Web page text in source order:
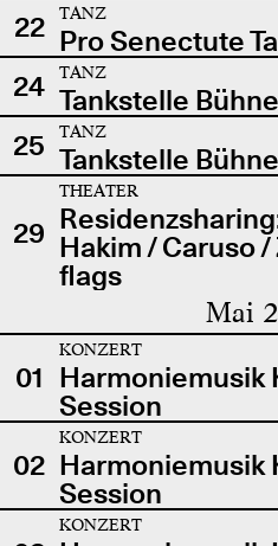
22
TANZ
Pro Senectute
24
TANZ
Tankstelle
25
TANZ
Tankstelle
29
THEATER
Hakim / Caruso
flags
Mai
01
KONZERT
Harmoniemusik
Session
02
KONZERT
Harmoniemusik
Session
KONZERT